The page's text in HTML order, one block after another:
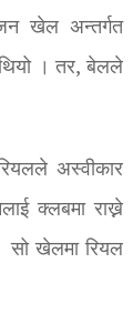
खेल अन्तर्गत
। तर, बेलले
अस्वीकार
क्लबमा राख्ने
सो खेलमा रियल